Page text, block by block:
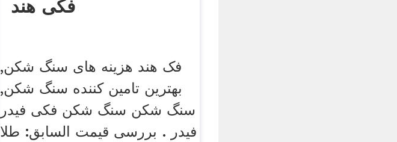
فکی هند
فک هند هزینه های سنگ شکن,
بهترین تامین کننده سنگ شکن,
سنگ شکن سنگ شکن فکی فیدر
فیدر . بررسی قیمت السابق: طلا